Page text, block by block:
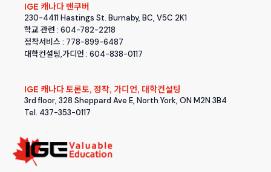
IGE 캐나다 밴쿠버
230-4411 Hastings St. Burnaby, BC, V5C 2K1
학교 관련 : 604-782-2218
정착서비스 : 778-899-6487
대학컨설팅,가디언 : 604-838-0117
IGE 캐나다 토론토, 정착, 가디언, 대학컨설팅
3rd floor, 328 Sheppard Ave E, North York, ON M2N 3B4
Tel. 437-353-0117